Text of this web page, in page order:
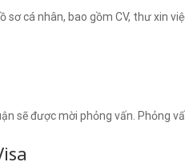
sơ cá nhân, bao gồm CV, thư xin
sẽ được mời phỏng vấn. Phỏng